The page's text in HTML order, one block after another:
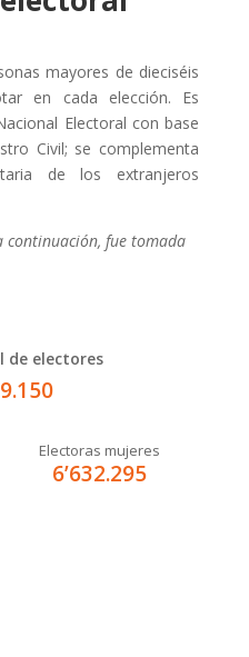
mayores de dieciséis
en cada elección. Es
Electoral con base
Civil; se complementa
de los extranjeros
continuación, fue tomada
electores
Electoras mujeres
6’632.295